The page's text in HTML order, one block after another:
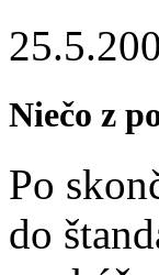
Niečo z
Po
do